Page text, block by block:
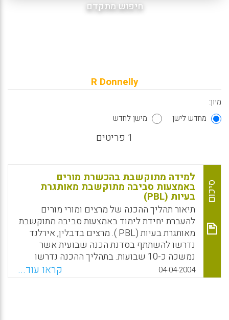
חיפוש מתקדם
R Donnelly
מיון:
מחדש לישן
מישן לחדש
1 פריטים
סיכום
למידה מתוקשבת בהכשרת מורים
באמצעות סביבה מתוקשבת מאותגרת
בעיות (PBL)
תיאור תהליך ההכנה של מרצים ומורי מורים
להעברת יחידת לימוד באמצעות סביבה מתוקשבת
מאותגרת בעיות (PBL ). מרצים בדבלין, אירלנד
נדרשו להשתתף בסדנת הכנה שבועית אשר
נמשכה כ-10 שבועות. בתהליך ההכנה נדרשו
המרצים לעבוד בשיתוף בצוותים כדי לפתח יחידת
הוראה להכשרת פרחי הוראה באמצעות סביבה
04-04-2004 קראו עוד...